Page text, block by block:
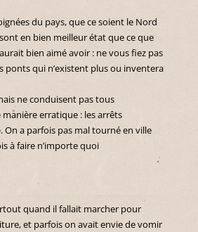
du pays, que ce soient le Nord
en bien meilleur état que ce que
bien aimé avoir : ne vous fiez pas
ponts qui n’existent plus ou inventera
ne conduisent pas tous
erratique : les arrêts
a parfois pas mal tourné en ville
à faire n’importe quoi
quand il fallait marcher pour
et parfois on avait envie de vomir